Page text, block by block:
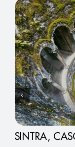
SINTRA,